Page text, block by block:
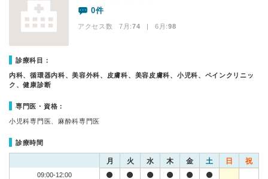
0件
アクセス数 7月:74 | 6月:98
診療科目：
内科、循環器内科、美容外科、皮膚科、美容皮膚科、小児科、ペインクリニッ
ク、健康診断
専門医・資格：
小児科専門医、麻酔科専門医
診療時間
月 火 水 木 金 土 日 祝
09:00-12:00